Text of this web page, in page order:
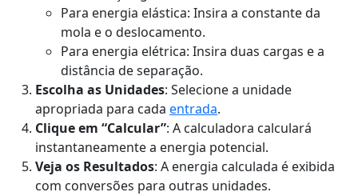
Para energia elástica: Insira a constante da
mola e o deslocamento.
Para energia elétrica: Insira duas cargas e a
distância de separação.
Escolha as Unidades: Selecione a unidade
apropriada para cada entrada.
Clique em “Calcular”: A calculadora calculará
instantaneamente a energia potencial.
Veja os Resultados: A energia calculada é exibida
com conversões para outras unidades.